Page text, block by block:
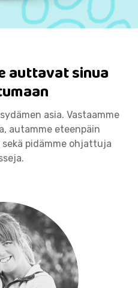
auttavat sinua
asia. Vastaamme
autamme eteenpäin
pidämme ohjattuja